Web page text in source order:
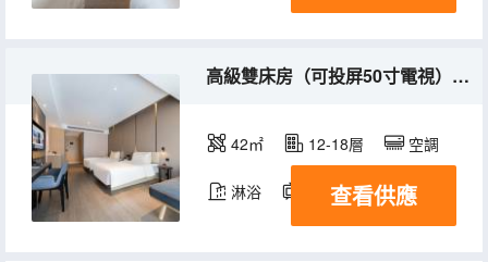
高級雙床房（可投屏50寸電視）（深夜粥到）
42㎡ 12-18層 空調
淋浴 電視機
查看供應